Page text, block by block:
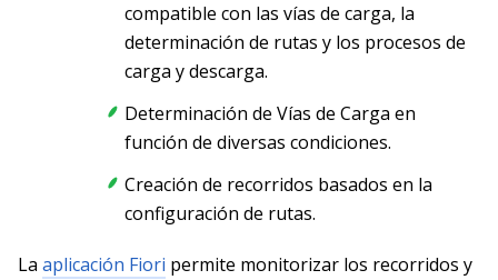
compatible con las vías de carga, la
determinación de rutas y los procesos de
carga y descarga.
Determinación de Vías de Carga en
función de diversas condiciones.
Creación de recorridos basados en la
configuración de rutas.
La aplicación Fiori permite monitorizar los recorridos y